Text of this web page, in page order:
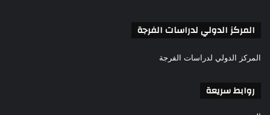
المركز الدولي لدراسات الفرجة
المركز الدولي لدراسات الفرجة
روابط سريعة